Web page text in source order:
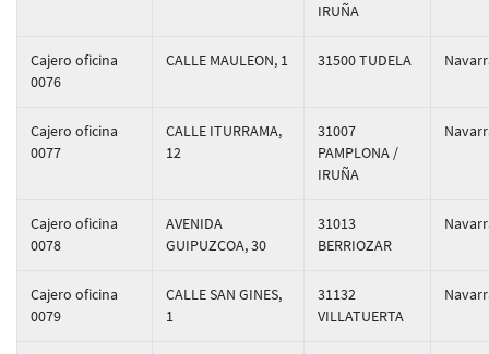
IRUÑA
Cajero oficina
0076
CALLE MAULEON, 1 31500 TUDELA
Cajero oficina
0077
CALLE ITURRAMA,
12
31007
PAMPLONA /
IRUÑA
Cajero oficina
0078
AVENIDA
GUIPUZCOA, 30
31013
BERRIOZAR
Cajero oficina
0079
CALLE SAN GINES,
1
31132
VILLATUERTA